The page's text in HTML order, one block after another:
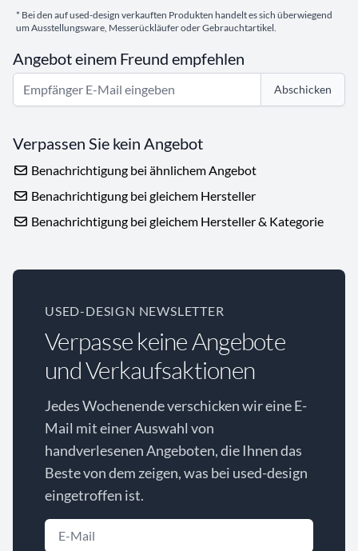
* Bei den auf used-design verkauften Produkten handelt es sich überwiegend
um Ausstellungsware, Messerückläufer oder Gebrauchtartikel.
Angebot einem Freund empfehlen
Abschicken
Verpassen Sie kein Angebot
Benachrichtigung bei ähnlichem Angebot
Benachrichtigung bei gleichem Hersteller
Benachrichtigung bei gleichem Hersteller & Kategorie
USED-DESIGN NEWSLETTER
Verpasse keine Angebote
und Verkaufsaktionen
Jedes Wochenende verschicken wir eine E-
Mail mit einer Auswahl von
handverlesenen Angeboten, die Ihnen das
Beste von dem zeigen, was bei used-design
eingetroffen ist.